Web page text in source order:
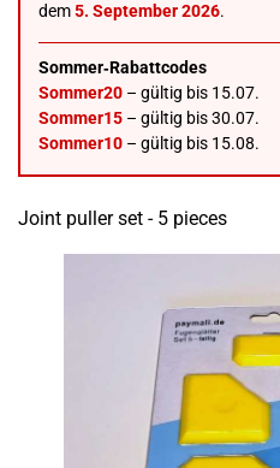
dem5. September 2026.
Sommer‑Rabattcodes
Sommer20 – gültig bis 15.07.
Sommer15 – gültig bis 30.07.
Sommer10 – gültig bis 15.08.
Joint puller set - 5 pieces